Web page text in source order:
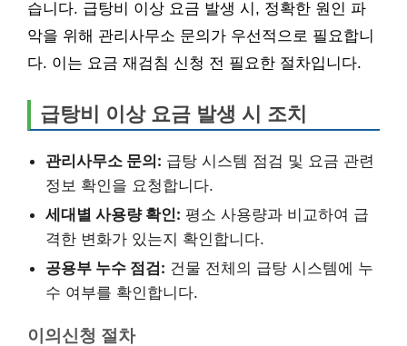
습니다. 급탕비 이상 요금 발생 시, 정확한 원인 파
악을 위해 관리사무소 문의가 우선적으로 필요합니
다. 이는 요금 재검침 신청 전 필요한 절차입니다.
급탕비 이상 요금 발생 시 조치
관리사무소 문의: 급탕 시스템 점검 및 요금 관련
정보 확인을 요청합니다.
세대별 사용량 확인: 평소 사용량과 비교하여 급
격한 변화가 있는지 확인합니다.
공용부 누수 점검: 건물 전체의 급탕 시스템에 누
수 여부를 확인합니다.
이의신청 절차